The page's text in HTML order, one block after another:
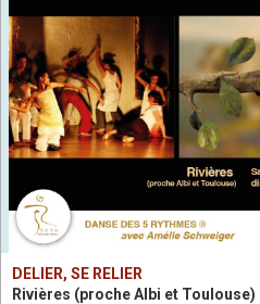
DELIER, SE RELIER
Rivières (proche Albi et Toulouse)